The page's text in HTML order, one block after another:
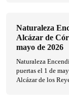
Naturaleza
Alcázar de
mayo de 2026
Naturaleza
puertas el 1 de
Alcázar de los